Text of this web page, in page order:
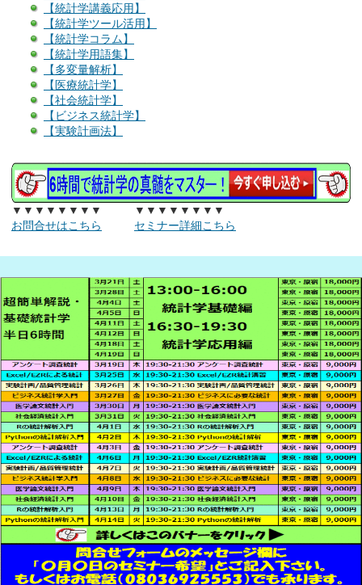
【統計学講義応用】
【統計学ツール活用】
【統計学コラム】
【統計学用語集】
【多変量解析】
【医療統計学】
【社会統計学】
【ビジネス統計学】
【実験計画法】
▼▼▼▼▼▼▼▼ ▼▼▼▼▼▼▼▼
お問合せはこちら
セミナー詳細こちら